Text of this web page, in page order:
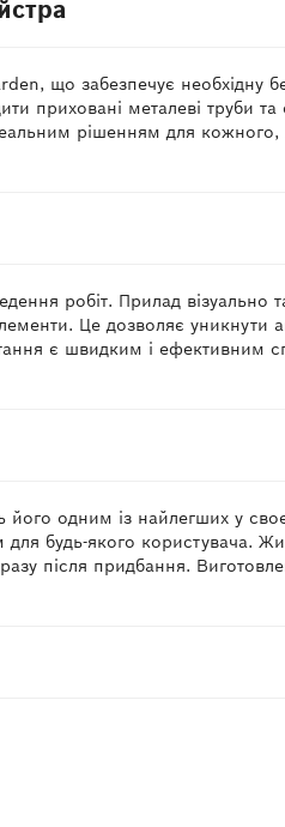
що забезпечує необхідну
приховані металеві труби
рішенням для
робіт. Прилад
Це дозволяє уникнути
є швидким і ефективним
одним із найлегших у
будь-якого користувача.
після придбання.